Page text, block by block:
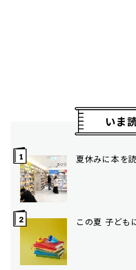
いま
夏休みに本を
この夏 子ども